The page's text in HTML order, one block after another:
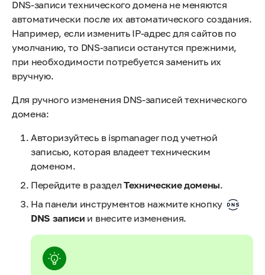
DNS-записи технического домена не меняются
автоматически после их автоматического создания.
Например, если изменить IP-адрес для сайтов по
умолчанию, то DNS-записи останутся прежними,
при необходимости потребуется заменить их
вручную.
Для ручного изменения DNS-записей технического
домена:
Авторизуйтесь в ispmanager под учетной
записью, которая владеет техническим
доменом.
Перейдите в раздел Технические домены.
На панели инструментов нажмите кнопку
DNS записи и внесите изменения.